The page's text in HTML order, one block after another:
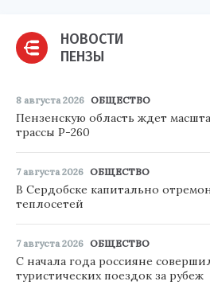
НОВОСТИ
ПЕНЗЫ
8 августа 2026 ОБЩЕСТВО
Пензенскую область ждет
трассы Р-260
7 августа 2026 ОБЩЕСТВО
В Сердобске капитально
теплосетей
7 августа 2026 ОБЩЕСТВО
С начала года россияне
туристических поездок за рубеж